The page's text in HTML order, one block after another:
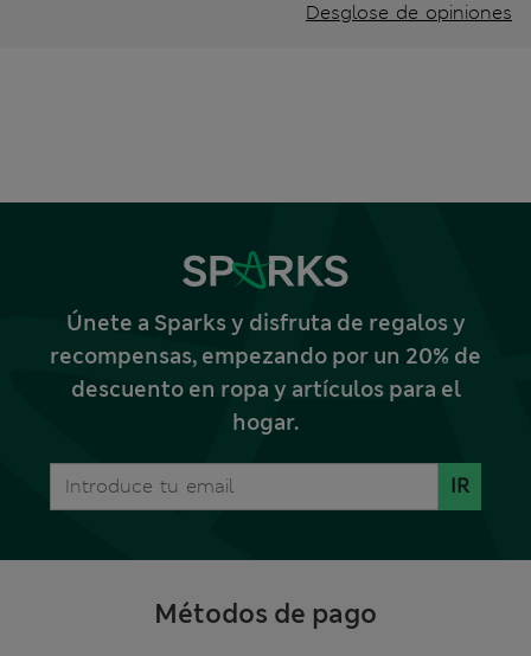
Desglose de opiniones
Únete a Sparks y disfruta de regalos y
recompensas, empezando por un 20% de
descuento en ropa y artículos para el
hogar.
IR
Métodos de pago